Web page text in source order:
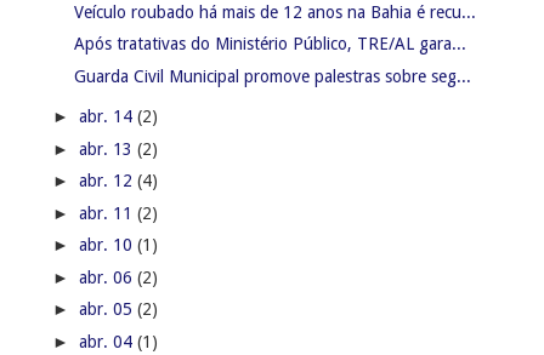
Veículo roubado há mais de 12 anos na Bahia é recu...
Após tratativas do Ministério Público, TRE/AL gara...
Guarda Civil Municipal promove palestras sobre seg...
► abr. 14 (2)
► abr. 13 (2)
► abr. 12 (4)
► abr. 11 (2)
► abr. 10 (1)
► abr. 06 (2)
► abr. 05 (2)
► abr. 04 (1)